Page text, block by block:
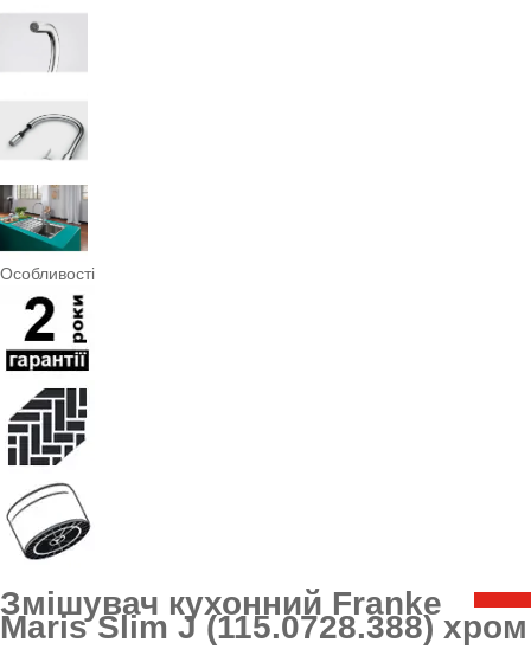
Особливості
Змішувач кухонний Franke
Maris Slim J (115.0728.388) хром